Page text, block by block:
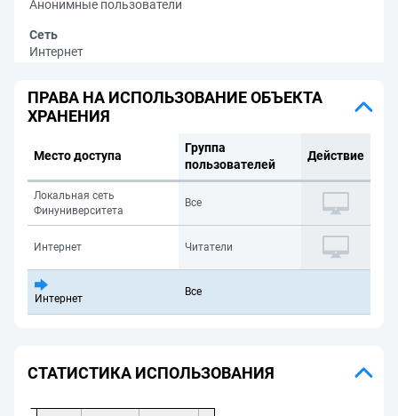
Анонимные пользователи
Сеть
Интернет
ПРАВА НА ИСПОЛЬЗОВАНИЕ ОБЪЕКТА
ХРАНЕНИЯ
Место доступа
Группа
пользователей
Действие
Локальная сеть
Финуниверситета
Все
Интернет Читатели
Интернет
Все
СТАТИСТИКА ИСПОЛЬЗОВАНИЯ